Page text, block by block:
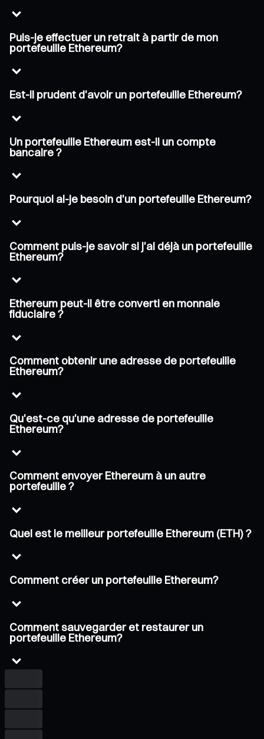
Puis-je effectuer un retrait à partir de mon
portefeuille Ethereum?
Est-il prudent d'avoir un portefeuille Ethereum?
Un portefeuille Ethereum est-il un compte
bancaire ?
Pourquoi ai-je besoin d'un portefeuille Ethereum?
Comment puis-je savoir si j'ai déjà un portefeuille
Ethereum?
Ethereum peut-il être converti en monnaie
fiduciaire ?
Comment obtenir une adresse de portefeuille
Ethereum?
Qu'est-ce qu'une adresse de portefeuille
Ethereum?
Comment envoyer Ethereum à un autre
portefeuille ?
Quel est le meilleur portefeuille Ethereum (ETH) ?
Comment créer un portefeuille Ethereum?
Comment sauvegarder et restaurer un
portefeuille Ethereum?